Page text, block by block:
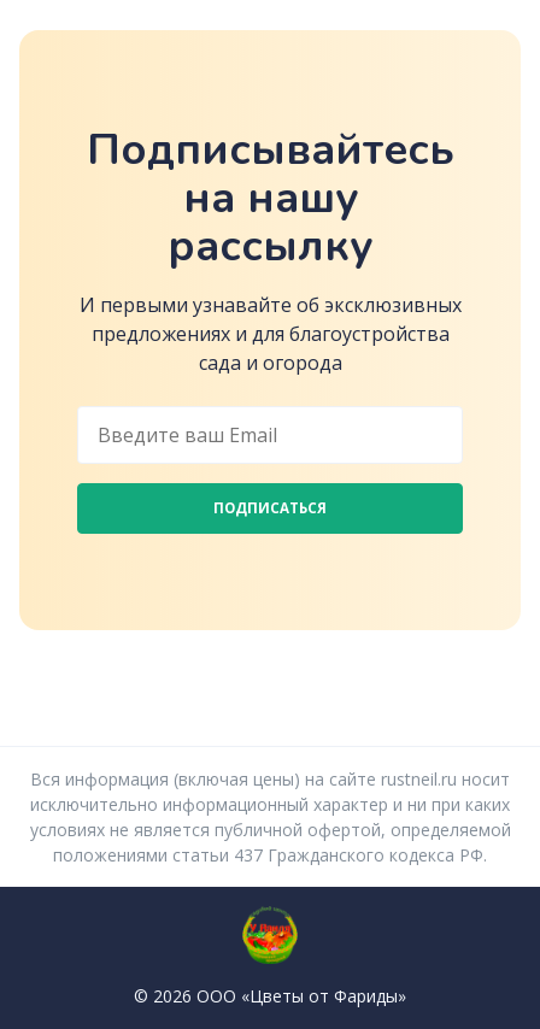
Подписывайтесь
на нашу
рассылку
И первыми узнавайте об эксклюзивных
предложениях и для благоустройства
сада и огорода
ПОДПИСАТЬСЯ
Вся информация (включая цены) на сайте rustneil.ru носит
исключительно информационный характер и ни при каких
условиях не является публичной офертой, определяемой
положениями статьи 437 Гражданского кодекса РФ.
© 2026 ООО «Цветы от Фариды»